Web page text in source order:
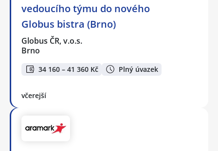
vedoucího týmu do nového
Globus bistra (Brno)
Globus ČR, v.o.s.
Brno
34 160 – 41 360 Kč Plný úvazek
včerejší